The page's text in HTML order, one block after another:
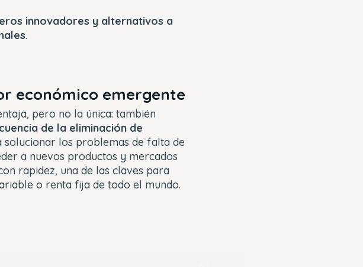
innovadores y alternativos a
.
económico emergente
pero no la única: también
de la eliminación de
los problemas de falta de
a nuevos productos y mercados
rapidez, una de las claves para
o renta fija de todo el mundo.